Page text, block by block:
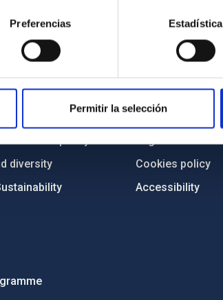
Preferencias Estadística
Permitir la selección
anti-fraud policy
diversity
IAC PORTAL
Sitemap
Privacy policy
Legal notice
Cookies policy
Accessibility